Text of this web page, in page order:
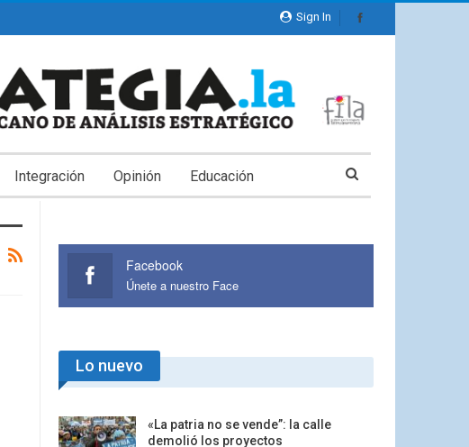
Sign In
Integración Opinión Educación
Facebook
Únete a nuestro Face
Lo nuevo
«La patria no se vende”: la calle
demolió los proyectos